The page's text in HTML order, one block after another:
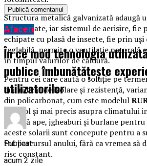
Structura metalică galvanizată adaugă
durabilitate, iar sistemul de aerisire, fie
echipate cu plasă de insecte, fie prin uși
reglabilă, permite o ventilație naturală
în timpul valurilor de căldură.
Pentru cei care caută o soluție pe
mai ridicat de izolare și rezistență,
din policarbonat, cum este modelul
control și mai precis asupra climatului
în două ape, jgheaburi și burlane
aceste solarii sunt concepute pentru a
tot parcursul anului, fără ca vremea să
risc constant.
Afaceri
În ce mod tehnologia
publice îmbunătățește
utilizatorilor
Publicat
acum 2 zile